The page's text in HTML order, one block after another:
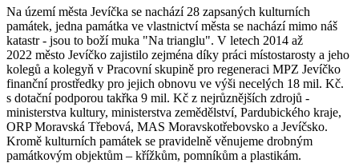
Na území města Jevíčka se nachází 28 zapsaných kulturních
památek, jedna památka ve vlastnictví města se nachází mimo náš
katastr - jsou to boží muka "Na trianglu". V letech 2014 až
2022 město Jevíčko zajistilo zejména díky práci místostarosty a jeho
kolegů a kolegyň v Pracovní skupině pro regeneraci MPZ Jevíčko
finanční prostředky pro jejich obnovu ve výši necelých 18 mil. Kč.
s dotační podporou takřka 9 mil. Kč z nejrůznějších zdrojů -
ministerstva kultury, ministerstva zemědělství, Pardubického kraje,
ORP Moravská Třebová, MAS Moravskotřebovsko a Jevíčsko.
Kromě kulturních památek se pravidelně věnujeme drobným
památkovým objektům – křížkům, pomníkům a plastikám.